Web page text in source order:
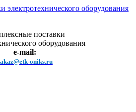
поставки
оборудования
e-mail:
oniks.ru